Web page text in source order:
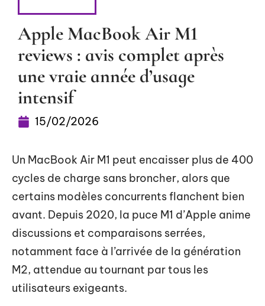
Apple MacBook Air M1
reviews : avis complet après
une vraie année d’usage
intensif
15/02/2026
Un MacBook Air M1 peut encaisser plus de 400
cycles de charge sans broncher, alors que
certains modèles concurrents flanchent bien
avant. Depuis 2020, la puce M1 d’Apple anime
discussions et comparaisons serrées,
notamment face à l’arrivée de la génération
M2, attendue au tournant par tous les
utilisateurs exigeants.